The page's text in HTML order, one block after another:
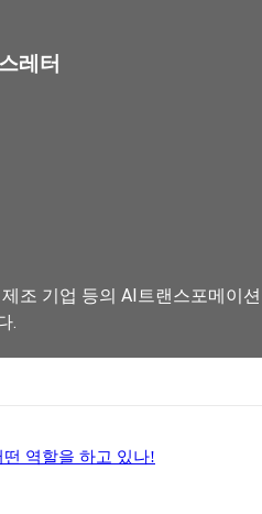
레터
조 기업 등의 AI트랜스포메이
.
역할을 하고 있나!